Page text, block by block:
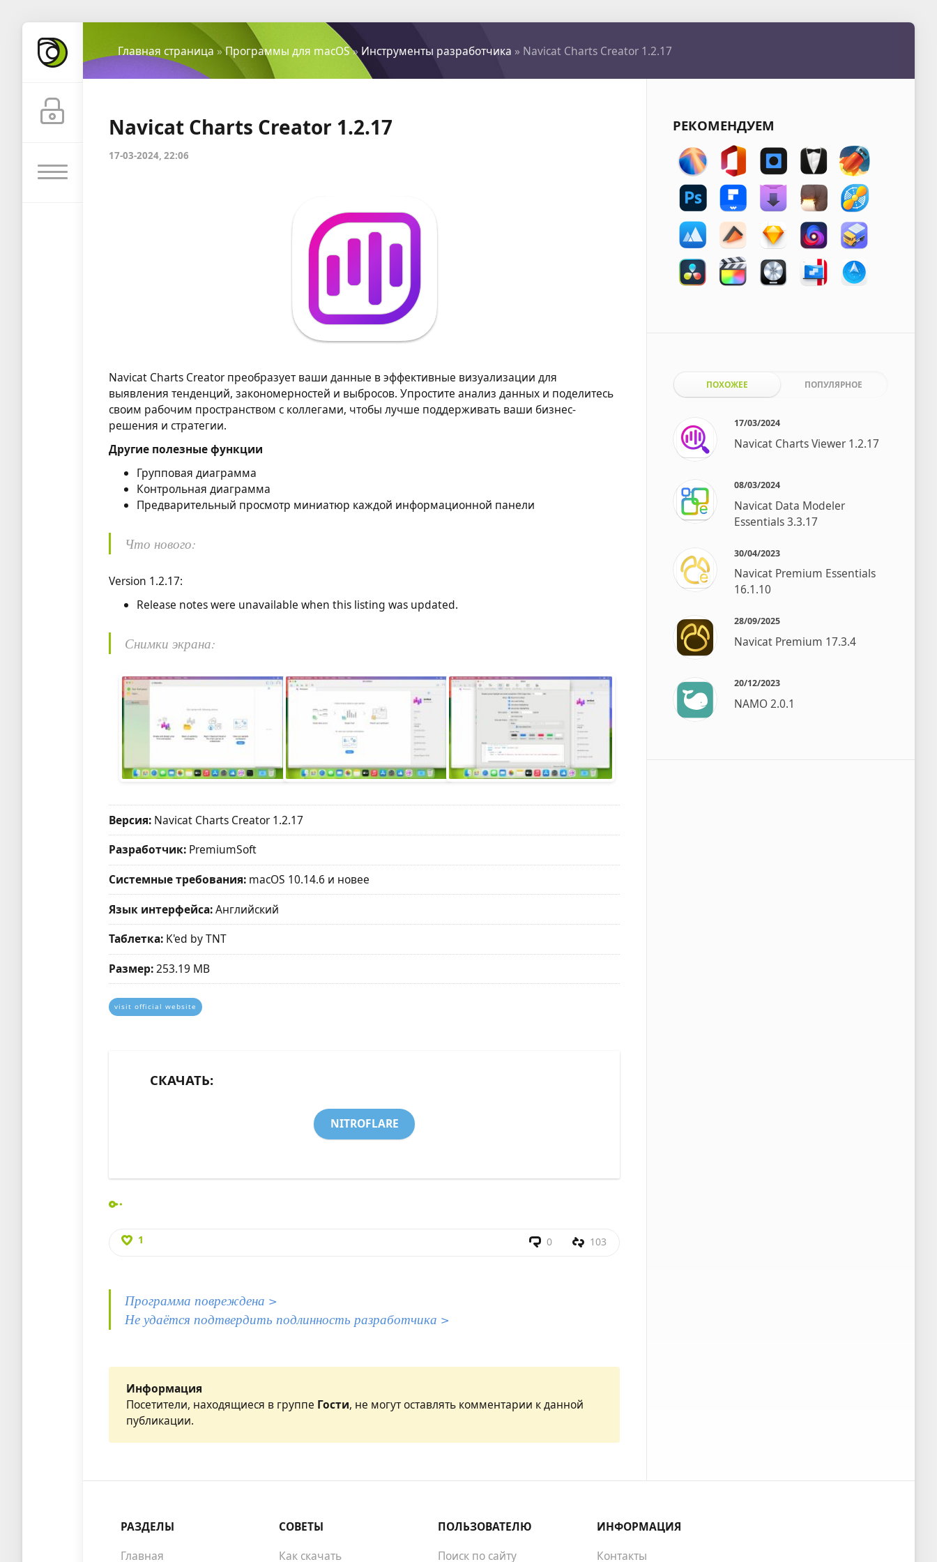
Главная страница »Программы для macOS» Инструменты разработчика » Navicat Charts Creator 1.2.17
Navicat Charts Creator 1.2.17
17-03-2024, 22:06
Navicat Charts Creator преобразует ваши данные в эффективные визуализации для
выявления тенденций, закономерностей и выбросов. Упростите анализ данных и поделитесь
своим рабочим пространством с коллегами, чтобы лучше поддерживать ваши бизнес-
решения и стратегии.
Другие полезные функции
Групповая диаграмма
Контрольная диаграмма
Предварительный просмотр миниатюр каждой информационной панели
Что нового:
Version 1.2.17:
Release notes were unavailable when this listing was updated.
Снимки экрана:
Версия: Navicat Charts Creator 1.2.17
Разработчик: PremiumSoft
Системные требования: macOS 10.14.6 и новее
Язык интерфейса:Английский
Таблетка: K'ed by TNT
Размер:253.19 MB
visit official website
СКАЧАТЬ:
NITROFLARE
1 0 103
Программа повреждена >
Не удаётся подтвердить подлинность разработчика >
Информация
Посетители, находящиеся в группе Гости, не могут оставлять комментарии к данной
публикации.
РЕКОМЕНДУЕМ
ПОХОЖЕЕ ПОПУЛЯРНОЕ
17/03/2024
Navicat Charts Viewer 1.2.17
08/03/2024
Navicat Data Modeler
Essentials 3.3.17
30/04/2023
Navicat Premium Essentials
16.1.10
28/09/2025
Navicat Premium 17.3.4
20/12/2023
NAMO 2.0.1
РАЗДЕЛЫ
Главная
СОВЕТЫ
Как скачать
ПОЛЬЗОВАТЕЛЮ
Поиск по сайту
ИНФОРМАЦИЯ
Контакты